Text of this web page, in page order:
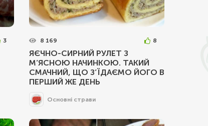
3 8 169 8
ЯЄЧНО-СИРНИЙ РУЛЕТ З
М’ЯСНОЮ НАЧИНКОЮ. ТАКИЙ
СМАЧНИЙ, ЩО З’ЇДАЄМО ЙОГО В
ПЕРШИЙ ЖЕ ДЕНЬ
Основні страви